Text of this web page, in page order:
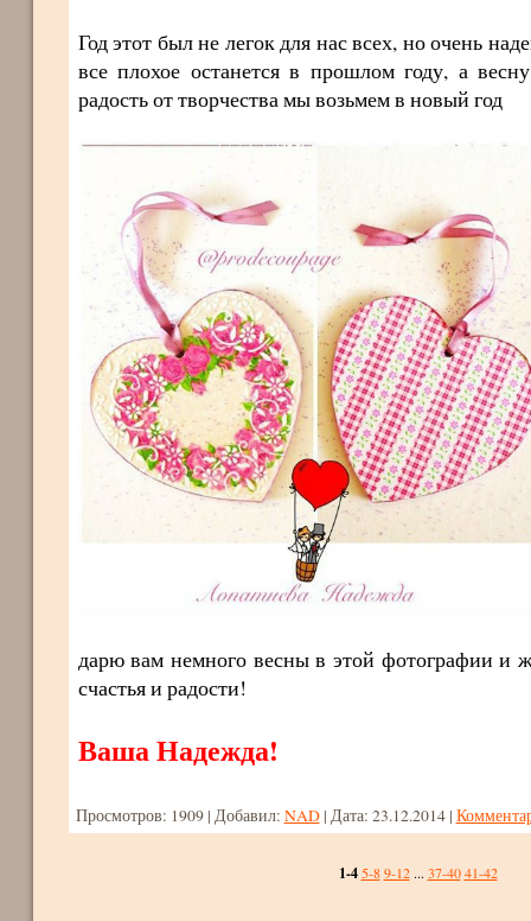
Год этот был не легок для нас всех, но очень
все плохое останется в прошлом году, а
радость от творчества мы возьмем в новый год
дарю вам немного весны в этой фотографии и
счастья и радости!
Ваша Надежда!
Просмотров: 1909| Добавил: NAD| Дата: 23.12.2014 |
1-4 5-8 9-12 ... 37-40 41-42